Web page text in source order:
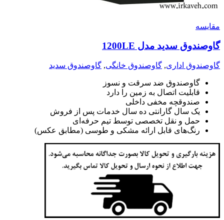
مقايسه
گاوصندوق سدید مدل 1200LE
گاوصندوق اداری, گاوصندوق خانگی, گاوصندوق سدید
گاوصندوق ضد سرقت و نسوز
قابلیت اتصال به زمین را دارد
صندوقچه مخفی داخلی
یک سال گارانتی ده سال خدمات پس از فروش
حمل و نقل تخصصی توسط تیم حرفه‌ای
رنگ‌های قابل ارائه مشکی و طوسی (مطابق عکس)